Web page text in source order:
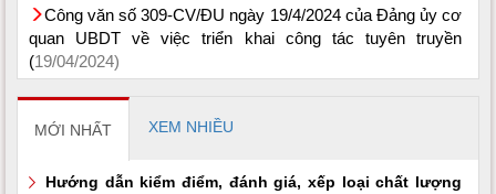
Công văn số 309-CV/ĐU ngày 19/4/2024 của Đảng ủy cơ
quan UBDT về việc triển khai công tác tuyên truyền
(19/04/2024)
MỚI NHẤT XEM NHIỀU
Hướng dẫn kiểm điểm, đánh giá, xếp loại chất lượng